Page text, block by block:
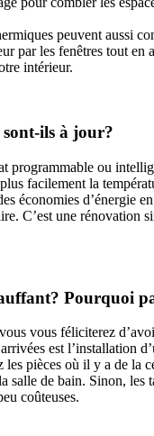
peuvent aussi
par les fenêtres tout en
intérieur.
sont-ils à jour?
programmable ou
facilement la
économies d’énergie
C’est une rénovation
Pourquoi
vous féliciterez
est l’installation
pièces où il y a de la
salle de bain. Sinon, les
coûteuses.